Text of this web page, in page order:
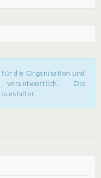
die Organisation und
Die